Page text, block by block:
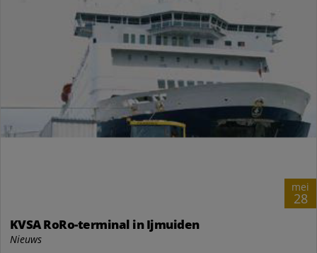
mei
28
KVSA RoRo-terminal in Ijmuiden
Nieuws